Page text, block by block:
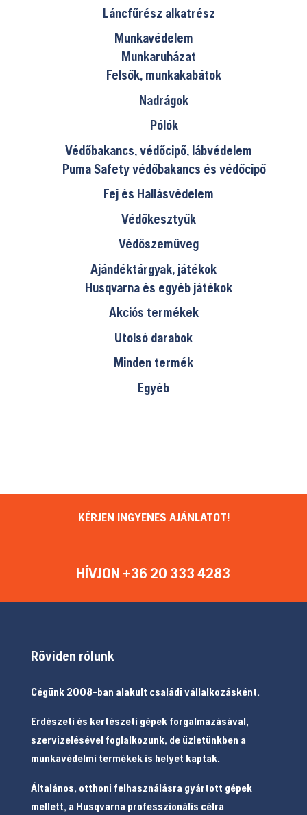
Láncfűrész alkatrész
Munkavédelem
Munkaruházat
Felsők, munkakabátok
Nadrágok
Pólók
Védőbakancs, védőcipő, lábvédelem
Puma Safety védőbakancs és védőcipő
Fej és Hallásvédelem
Védőkesztyűk
Védőszemüveg
Ajándéktárgyak, játékok
Husqvarna és egyéb játékok
Akciós termékek
Utolsó darabok
Minden termék
Egyéb
KÉRJEN INGYENES AJÁNLATOT!
HÍVJON +36 20 333 4283
Röviden rólunk
Cégünk 2008-ban alakult családi vállalkozásként.
Erdészeti és kertészeti gépek forgalmazásával,
szervizelésével foglalkozunk, de üzletünkben a
munkavédelmi termékek is helyet kaptak.
Általános, otthoni felhasználásra gyártott gépek
mellett, a Husqvarna professzionális célra